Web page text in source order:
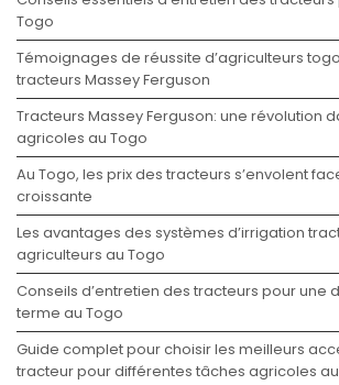
Togo
Témoignages de réussite d’agriculteurs
tracteurs Massey Ferguson
Tracteurs Massey Ferguson: une révolution
agricoles au Togo
Au Togo, les prix des tracteurs s’envolent
croissante
Les avantages des systèmes d’irrigation
agriculteurs au Togo
Conseils d’entretien des tracteurs pour une
terme au Togo
Guide complet pour choisir les meilleurs
tracteur pour différentes tâches agricoles